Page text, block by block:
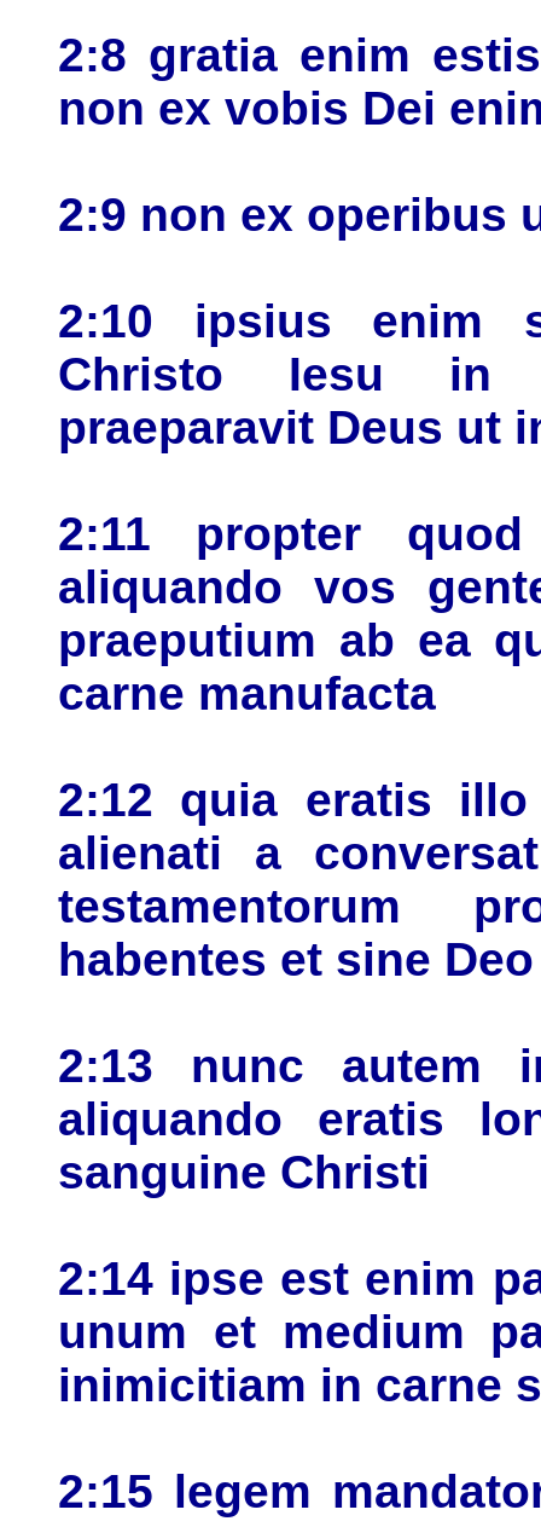
2:8 gratia enim
non ex vobis Dei
2:9 non ex operibus
2:10 ipsius enim
Christo Iesu in
praeparavit Deus ut
2:11 propter
aliquando vos
praeputium ab ea
carne manufacta
2:12 quia eratis
alienati a
testamentorum
habentes et sine
2:13 nunc autem
aliquando eratis
sanguine Christi
2:14 ipse est enim
unum et medium
inimicitiam in carne
2:15 legem